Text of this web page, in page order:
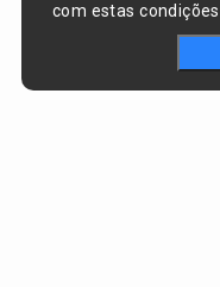
com estas condições.